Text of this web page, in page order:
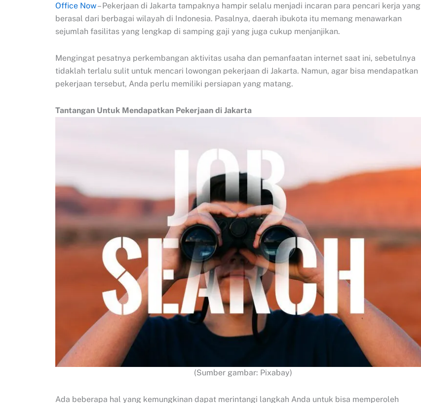
Office Now– Pekerjaan di Jakarta tampaknya hampir selalu menjadi incaran para pencari kerja yang
berasal dari berbagai wilayah di Indonesia. Pasalnya, daerah ibukota itu memang menawarkan
sejumlah fasilitas yang lengkap di samping gaji yang juga cukup menjanjikan.
Mengingat pesatnya perkembangan aktivitas usaha dan pemanfaatan internet saat ini, sebetulnya
tidaklah terlalu sulit untuk mencari lowongan pekerjaan di Jakarta. Namun, agar bisa mendapatkan
pekerjaan tersebut, Anda perlu memiliki persiapan yang matang.
Tantangan Untuk Mendapatkan Pekerjaan di Jakarta
(Sumber gambar: Pixabay)
Ada beberapa hal yang kemungkinan dapat merintangi langkah Anda untuk bisa memperoleh